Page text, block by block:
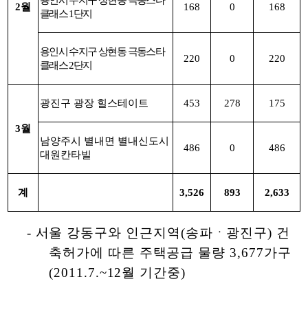
2월
클래스 1단지
168 0 168
용인시 수지구 상현동 극동스타
클래스 2단지
220 0 220
3월
광진구 광장 힐스테이트 453 278 175
남양주시 별내면 별내신도시
대원칸타빌
486 0 486
계 3,526 893 2,633
- 서울 강동구와 인근지역(송파ㆍ광진구) 건
축허가에 따른 주택공급 물량 3,677가구
(2011.7.~12월 기간중)